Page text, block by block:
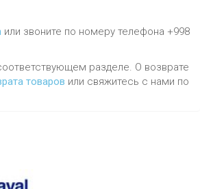
или звоните по номеру телефона +998
разделе. О возврате
товаров или свяжитесь с нами по